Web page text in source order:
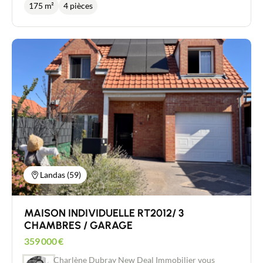
nombreuses possibilités d'aménagement *Les
*L'exposition du jardin
professionnels reconnus, factures et garanties à
vide sanitaire, double vitrage aluminium Kline
compatible avec système de domotique. Possibilité
de créer 3 à 4 chambres en semi plain pied avec
salle de bain et une chambre au rez-de-chaussée.
Pièce de vie lumineuse. Emplacement idéal à 2 pas
d'un arrêt de bus, gare sncf à proximité et accès
autoroutier rapide. Les vues du bien une fois
terminé ne sont que des suggestions
d'aménagement réalisées par un architecte.
175 m² 4 pièces
Landas (59)
MAISON INDIVIDUELLE RT2012/ 3
CHAMBRES / GARAGE
359 000€
Charlène Dubray New Deal Immobilier vous